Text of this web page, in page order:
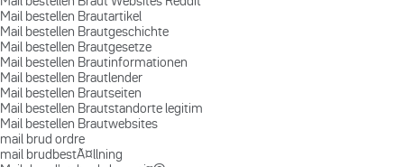
Mail bestellen Brautartikel
Mail bestellen Brautgeschichte
Mail bestellen Brautgesetze
Mail bestellen Brautinformationen
Mail bestellen Brautlender
Mail bestellen Brautseiten
Mail bestellen Brautstandorte legitim
Mail bestellen Brautwebsites
mail brud ordre
mail brudbestÃ¤llning